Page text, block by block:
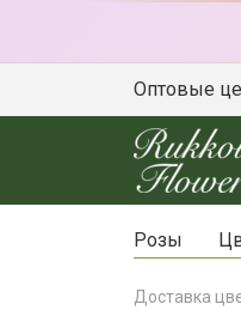
Оптовые
Розы
Доставка